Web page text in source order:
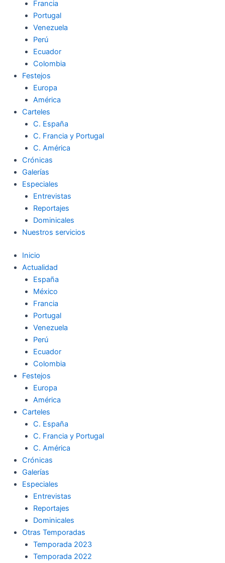
Francia
Portugal
Venezuela
Perú
Ecuador
Colombia
Festejos
Europa
América
Carteles
C. España
C. Francia y Portugal
C. América
Crónicas
Galerías
Especiales
Entrevistas
Reportajes
Dominicales
Nuestros servicios
Inicio
Actualidad
España
México
Francia
Portugal
Venezuela
Perú
Ecuador
Colombia
Festejos
Europa
América
Carteles
C. España
C. Francia y Portugal
C. América
Crónicas
Galerías
Especiales
Entrevistas
Reportajes
Dominicales
Otras Temporadas
Temporada 2023
Temporada 2022